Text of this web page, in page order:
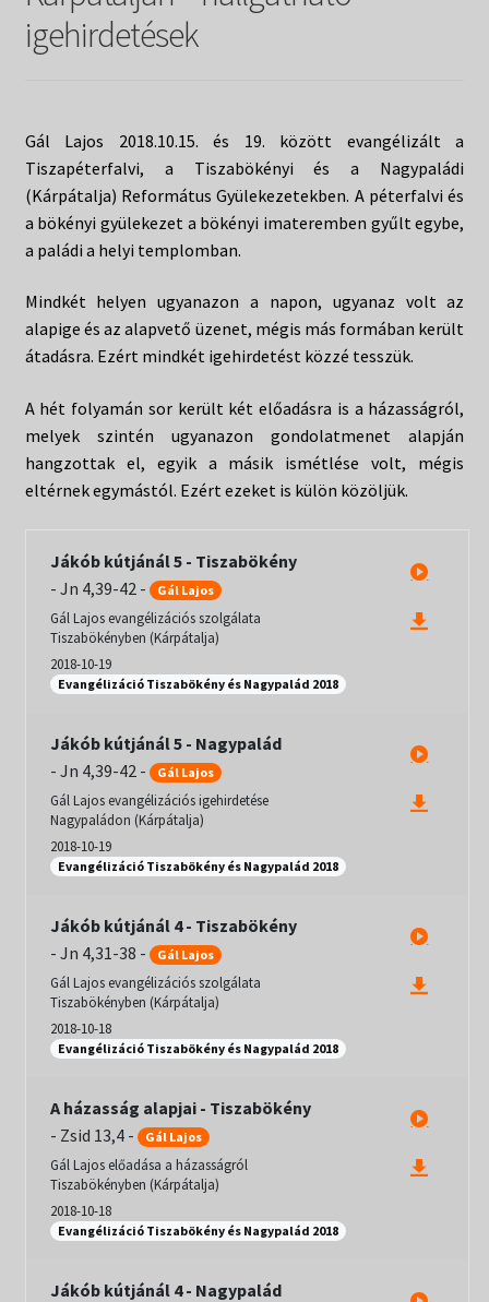
Csendesnapok
igehirdetések
Gál Lajos 2018.10.15. és 19. között evangélizált a
Tiszapéterfalvi, a Tiszabökényi és a Nagypaládi
(Kárpátalja) Református Gyülekezetekben. A péterfalvi és
a bökényi gyülekezet a bökényi imateremben gyűlt egybe,
a paládi a helyi templomban.
Mindkét helyen ugyanazon a napon, ugyanaz volt az
alapige és az alapvető üzenet, mégis más formában került
átadásra. Ezért mindkét igehirdetést közzé tesszük.
A hét folyamán sor került két előadásra is a házasságról,
melyek szintén ugyanazon gondolatmenet alapján
hangzottak el, egyik a másik ismétlése volt, mégis
eltérnek egymástól. Ezért ezeket is külön közöljük.
Jákób kútjánál 5 - Tiszabökény
-Jn 4,39-42 - Gál Lajos
Gál Lajos evangélizációs szolgálata
Tiszabökényben (Kárpátalja)
2018-10-19
Evangélizáció Tiszabökény és Nagypalád 2018
Jákób kútjánál 5 - Nagypalád
-Jn 4,39-42 - Gál Lajos
Gál Lajos evangélizációs igehirdetése
Nagypaládon (Kárpátalja)
2018-10-19
Evangélizáció Tiszabökény és Nagypalád 2018
Jákób kútjánál 4 - Tiszabökény
-Jn 4,31-38 - Gál Lajos
Gál Lajos evangélizációs szolgálata
Tiszabökényben (Kárpátalja)
2018-10-18
Evangélizáció Tiszabökény és Nagypalád 2018
A házasság alapjai - Tiszabökény
- Zsid 13,4 - Gál Lajos
Gál Lajos előadása a házasságról
Tiszabökényben (Kárpátalja)
2018-10-18
Evangélizáció Tiszabökény és Nagypalád 2018
Jákób kútjánál 4 - Nagypalád